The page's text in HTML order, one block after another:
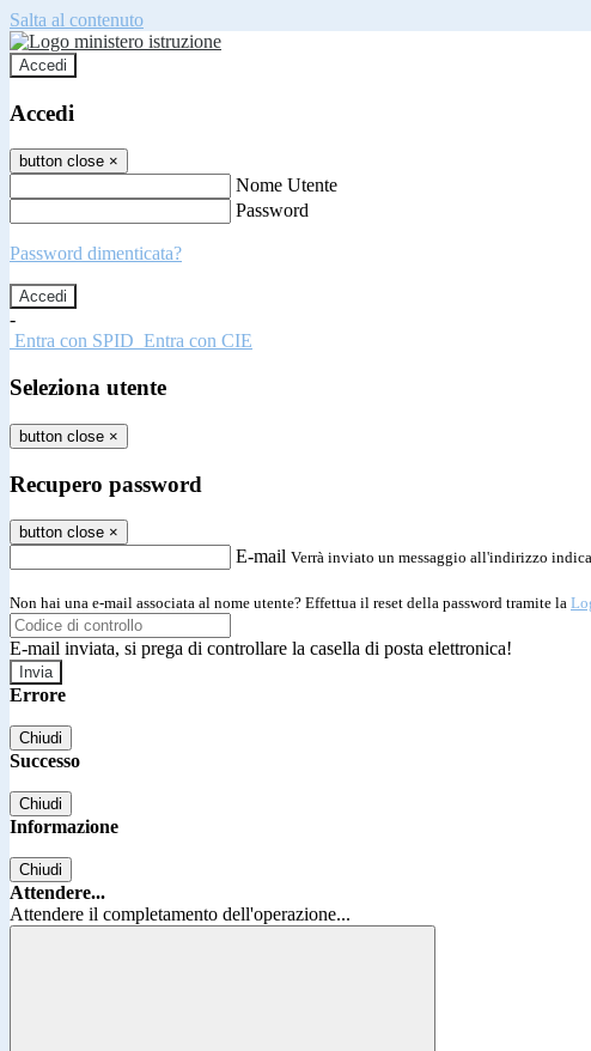
Salta al contenuto
Accedi
Accedi
button close ×
Nome Utente
Password
Password dimenticata?
-
Entra con SPID Entra con CIE
Seleziona utente
button close ×
Recupero password
button close ×
E-mail Verrà inviato un messaggio all'indirizzo
Non hai una e-mail associata al nome utente? Effettua il reset della password tramite la
E-mail inviata, si prega di controllare la casella di posta elettronica!
Errore
Chiudi
Successo
Chiudi
Informazione
Chiudi
Attendere...
Attendere il completamento dell'operazione...